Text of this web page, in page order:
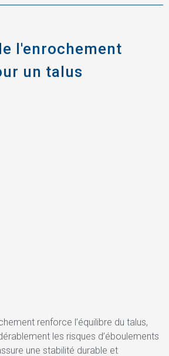
l'enrochement
un talus
renforce l’équilibre du talus,
les risques d’éboulements
une stabilité durable et